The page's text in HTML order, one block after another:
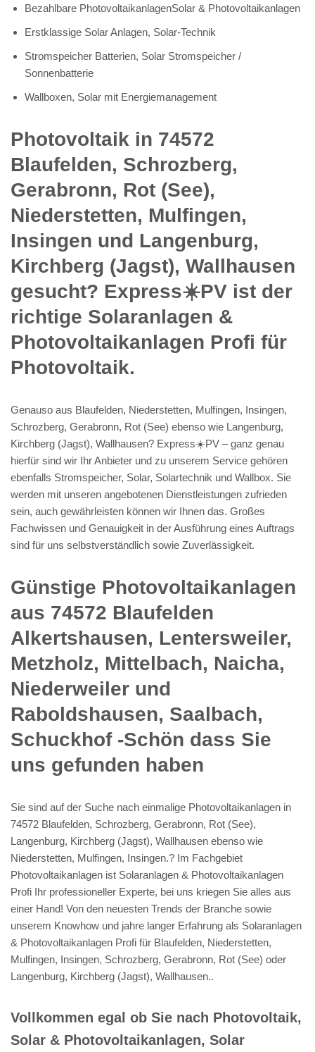
Bezahlbare PhotovoltaikanlagenSolar & Photovoltaikanlagen
Erstklassige Solar Anlagen, Solar-Technik
Stromspeicher Batterien, Solar Stromspeicher /
Sonnenbatterie
Wallboxen, Solar mit Energiemanagement
Photovoltaik in 74572
Blaufelden, Schrozberg,
Gerabronn, Rot (See),
Niederstetten, Mulfingen,
Insingen und Langenburg,
Kirchberg (Jagst), Wallhausen
gesucht? Express☀️PV️ ist der
richtige Solaranlagen &
Photovoltaikanlagen Profi für
Photovoltaik.
Genauso aus Blaufelden, Niederstetten, Mulfingen, Insingen,
Schrozberg, Gerabronn, Rot (See) ebenso wie Langenburg,
Kirchberg (Jagst), Wallhausen? Express☀️PV️ – ganz genau
hierfür sind wir Ihr Anbieter und zu unserem Service gehören
ebenfalls Stromspeicher, Solar, Solartechnik und Wallbox. Sie
werden mit unseren angebotenen Dienstleistungen zufrieden
sein, auch gewährleisten können wir Ihnen das. Großes
Fachwissen und Genauigkeit in der Ausführung eines Auftrags
sind für uns selbstverständlich sowie Zuverlässigkeit.
Günstige Photovoltaikanlagen
aus 74572 Blaufelden
Alkertshausen, Lentersweiler,
Metzholz, Mittelbach, Naicha,
Niederweiler und
Raboldshausen, Saalbach,
Schuckhof -Schön dass Sie
uns gefunden haben
Sie sind auf der Suche nach einmalige Photovoltaikanlagen in
74572 Blaufelden, Schrozberg, Gerabronn, Rot (See),
Langenburg, Kirchberg (Jagst), Wallhausen ebenso wie
Niederstetten, Mulfingen, Insingen.? Im Fachgebiet
Photovoltaikanlagen ist Solaranlagen & Photovoltaikanlagen
Profi Ihr professioneller Experte, bei uns kriegen Sie alles aus
einer Hand! Von den neuesten Trends der Branche sowie
unserem Knowhow und jahre langer Erfahrung als Solaranlagen
& Photovoltaikanlagen Profi für Blaufelden, Niederstetten,
Mulfingen, Insingen, Schrozberg, Gerabronn, Rot (See) oder
Langenburg, Kirchberg (Jagst), Wallhausen..
Vollkommen egal ob Sie nach Photovoltaik,
Solar & Photovoltaikanlagen, Solar